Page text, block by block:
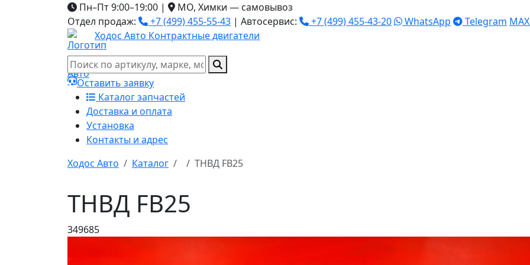
Пн–Пт 9:00–19:00 |
МО, Химки — самовывоз
Отдел продаж:
+7 (499) 455-55-43 | Автосервис: +7 (499) 455-43-20 WhatsApp Telegram MAX
Ходос Авто Контрактные двигатели
Оставить заявку
Каталог запчастей
Доставка и оплата
Установка
Контакты и адрес
Ходос Авто
Каталог ТНВД FB25
ТНВД FB25
349685